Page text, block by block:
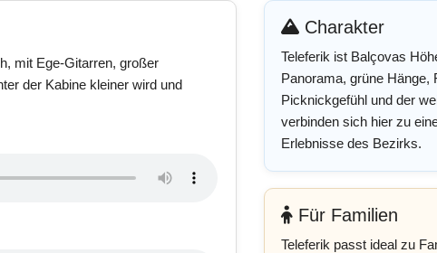
mit Ege-Gitarren, großer
der Kabine kleiner wird und
Charakter
Teleferik ist Balçovas
Panorama, grüne Hänge,
Picknickgefühl und der
verbinden sich hier zu
Erlebnisse des Bezirks.
Für Familien
Teleferik passt ideal zu